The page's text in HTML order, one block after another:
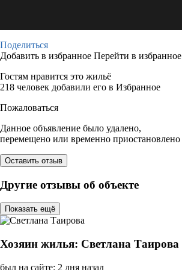
Поделиться
Добавить в избранное Перейти в избранное
Гостям нравится это жильё
218 человек добавили его в Избранное
Пожаловаться
Данное объявление было удалено,
перемещено или временно приостановлено
Оставить отзыв
Другие отзывы об объекте
Показать ещё
Хозяин жилья: Светлана Таирова
был на сайте: 2 дня назад